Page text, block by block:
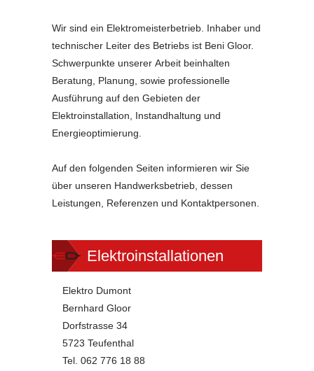
Wir sind ein Elektromeisterbetrieb. Inhaber und
technischer Leiter des Betriebs ist Beni Gloor.
Schwerpunkte unserer Arbeit beinhalten
Beratung, Planung, sowie professionelle
Ausführung auf den Gebieten der
Elektroinstallation, Instandhaltung und
Energieoptimierung.
Auf den folgenden Seiten informieren wir Sie
über unseren Handwerksbetrieb, dessen
Leistungen, Referenzen und Kontaktpersonen.
Elektroinstallationen
Elektro Dumont
Bernhard Gloor
Dorfstrasse 34
5723 Teufenthal
Tel. 062 776 18 88